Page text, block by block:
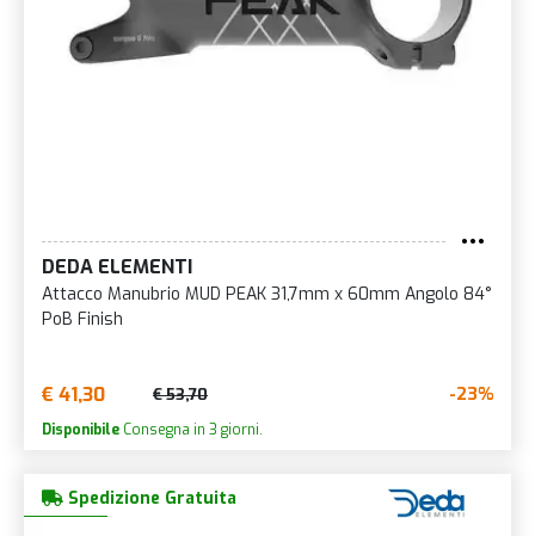
DEDA ELEMENTI
Attacco Manubrio MUD PEAK 31,7mm x 60mm Angolo 84°
PoB Finish
€ 41,30 € 53,70 -23%
Disponibile Consegna in 3 giorni.
Spedizione Gratuita